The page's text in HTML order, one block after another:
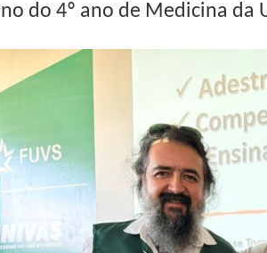
do 4º ano de Medicina da